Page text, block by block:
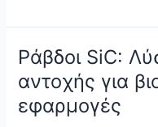
χάρη
στο
χιτώνιο
από
ζιρκόνιο
Ράβδοι SiC:
αντοχής για
εφαρμογές